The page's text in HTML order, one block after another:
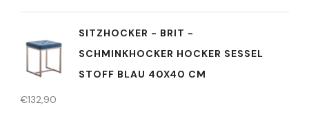
SITZHOCKER - BRIT -
SCHMINKHOCKER HOCKER SESSEL
STOFF BLAU 40X40 CM
€132,90